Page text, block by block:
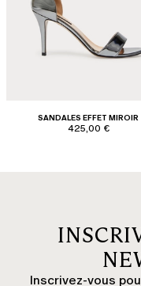
SANDALES EFFET MIROIR
425,00 €
Inscrivez-vous